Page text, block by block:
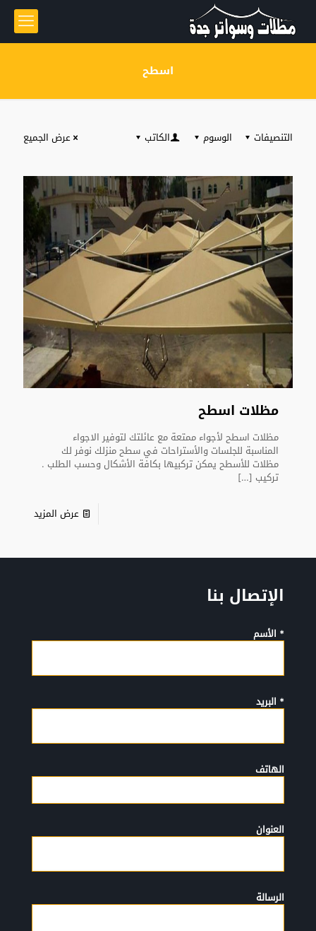
اسطح
التنصيفات الوسوم الكاتب عرض الجميع
مظلات اسطح
مظلات اسطح لأجواء ممتعة مع عائلتك لتوفير الاجواء
المناسبة للجلسات والأستراحات في سطح منزلك نوفر لك
مظلات للأسطح يمكن تركبيها بكافة الأشكال وحسب الطلب .
تركيب […]
عرض المزيد
الإتصال بنا
* الأسم
* البريد
الهاتف
العنوان
الرسالة